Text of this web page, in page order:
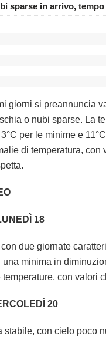
sparse in arrivo,
giorni si preannuncia
o nubi sparse. La
per le minime e
di temperatura, con
18
due giornate
una minima in
con valori
20
stabile, con cielo poco